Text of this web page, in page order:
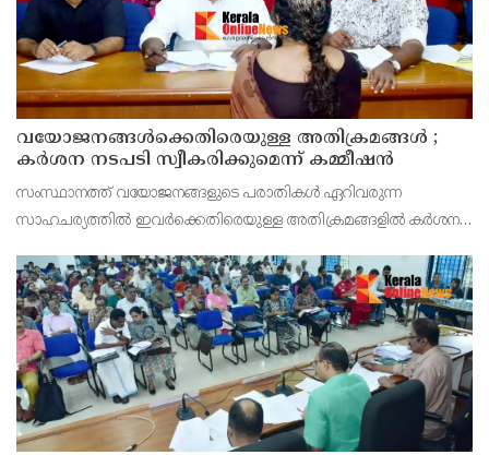
വയോജനങ്ങൾക്കെതിരെയുള്ള അതിക്രമങ്ങൾ ;
കർശന നടപടി സ്വീകരിക്കുമെന്ന് കമ്മീഷൻ
സംസ്ഥാനത്ത് വയോജനങ്ങളുടെ പരാതികൾ ഏറിവരുന്ന
സാഹചര്യത്തിൽ ഇവർക്കെതിരെയുള്ള അതിക്രമങ്ങളിൽ കർശന
കെ. സോമപ്രസാദ്.